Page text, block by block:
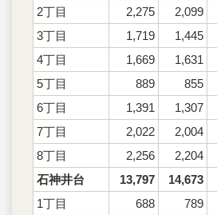
2丁目
2,275 2,099
3丁目
1,719 1,445
4丁目
1,669 1,631
5丁目
889 855
6丁目
1,391 1,307
7丁目
2,022 2,004
8丁目
2,256 2,204
石神井台
13,797 14,673
1丁目
688 789